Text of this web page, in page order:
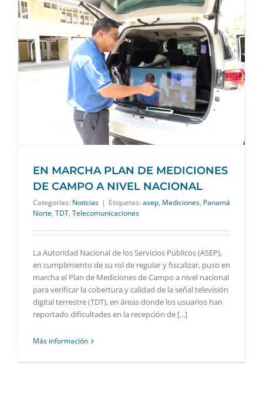
EN MARCHA PLAN DE MEDICIONES
DE CAMPO A NIVEL NACIONAL
Categorías: Noticias | Etiquetas: asep, Mediciones, Panamá
Norte, TDT, Telecomunicaciones
La Autoridad Nacional de los Servicios Públicos (ASEP),
en cumplimiento de su rol de regular y fiscalizar, puso en
marcha el Plan de Mediciones de Campo a nivel nacional
para verificar la cobertura y calidad de la señal televisión
digital terrestre (TDT), en áreas donde los usuarios han
reportado dificultades en la recepción de [...]
Más información